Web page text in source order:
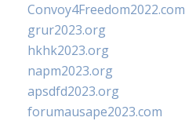
Convoy4Freedom2022.com
grur2023.org
hkhk2023.org
napm2023.org
apsdfd2023.org
forumausape2023.com